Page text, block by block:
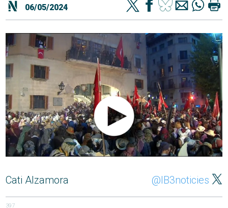
06/05/2024
Cati Alzamora @IB3noticies
397